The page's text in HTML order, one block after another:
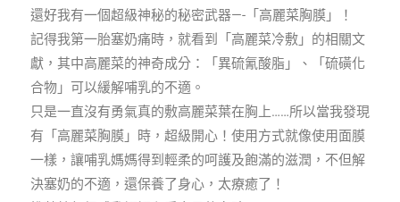
還好我有一個超級神秘的秘密武器—-「高麗菜胸膜」！
記得我第一胎塞奶痛時，就看到「高麗菜冷敷」的相關文
獻，其中高麗菜的神奇成分：「異硫氰酸脂」、「硫磺化
合物」可以緩解哺乳的不適。
只是一直沒有勇氣真的敷高麗菜葉在胸上……所以當我發現
有「高麗菜胸膜」時，超級開心！使用方式就像使用面膜
一樣，讓哺乳媽媽得到輕柔的呵護及飽滿的滋潤，不但解
決塞奶的不適，還保養了身心，太療癒了！